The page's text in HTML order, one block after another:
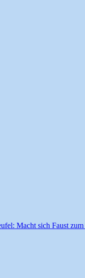
Macht sich Faust